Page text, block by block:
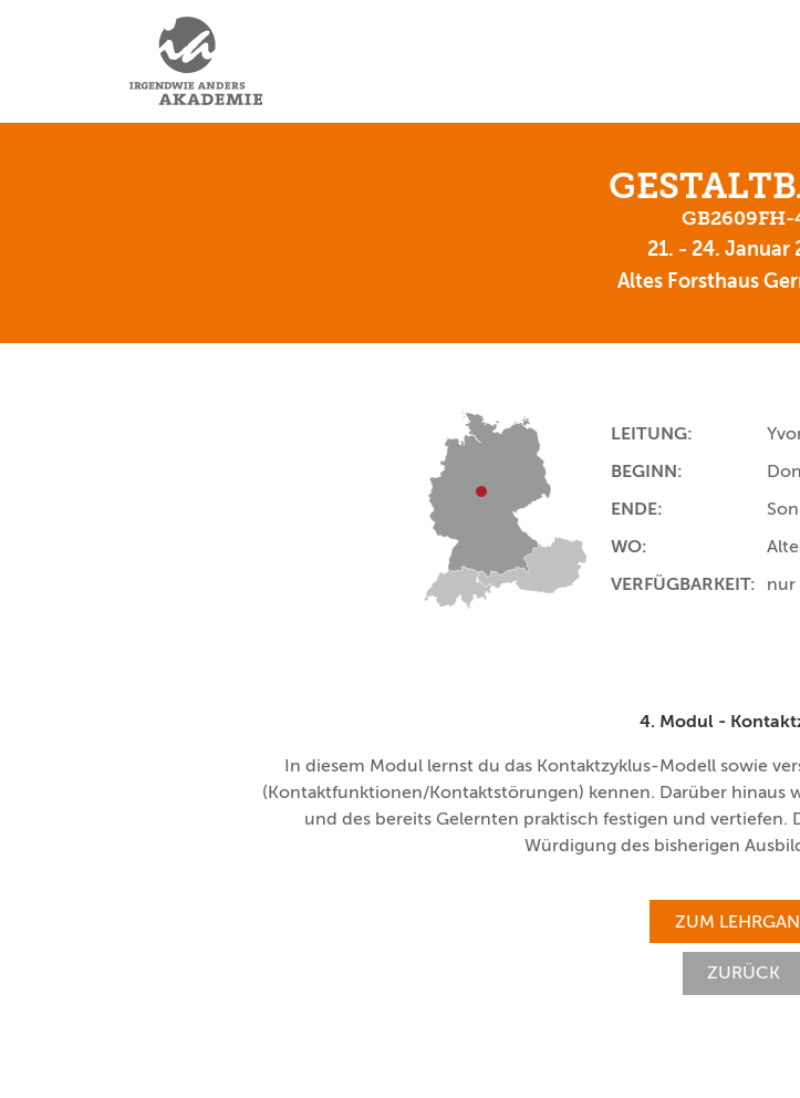
GB2609FH-
21. - 24. Januar
Altes Forsthaus
LEITUNG:
BEGINN:
ENDE:
WO:
VERFÜGBARKEIT:
nur
4. Modul -
In diesem Modul lernst du das Kontaktzyklus-Modell sowie
(Kontaktfunktionen/Kontaktstörungen) kennen. Darüber hinaus
und des bereits Gelernten praktisch festigen und
Würdigung des bisherigen
ZUM
ZURÜCK